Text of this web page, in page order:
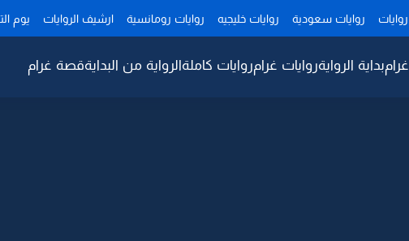
روايات روايات سعودية روايات خليجيه روايات رومانسية ارشيف الروايات يوم
غرامبداية الروايةروايات غرامروايات كاملةالرواية من البدايةقصة غرام